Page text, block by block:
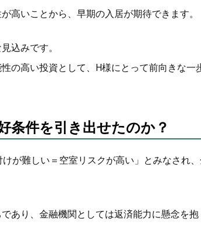
高いことから、早期の入居が期待できます。
込みです。
の高い投資として、H様にとって前向きな一
条件を引き出せたのか？
が難しい＝空室リスクが高い」とみなされ
あり、金融機関としては返済能力に懸念を抱